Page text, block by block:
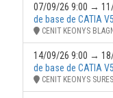
07/09/26 9:00 →
de base de CATIA
CENIT KEONYS
14/09/26 9:00 →
de base de CATIA
CENIT KEONYS